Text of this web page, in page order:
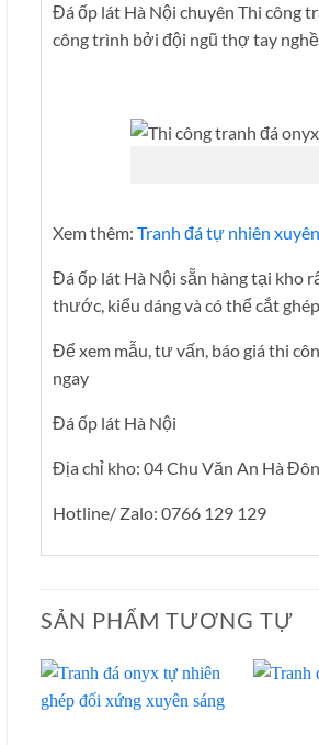
Đá ốp lát Hà Nội chuyên Thi công
công trình bởi đội ngũ thợ tay
Xem thêm: Tranh đá tự nhiên
Đá ốp lát Hà Nội sẵn hàng tại kho
thước, kiểu dáng và có thể cắt
Để xem mẫu, tư vấn, báo giá thi
ngay
Đá ốp lát Hà Nội
Địa chỉ kho: 04 Chu Văn An Hà
Hotline/ Zalo: 0766 129 129
SẢN PHẨM TƯƠNG TỰ